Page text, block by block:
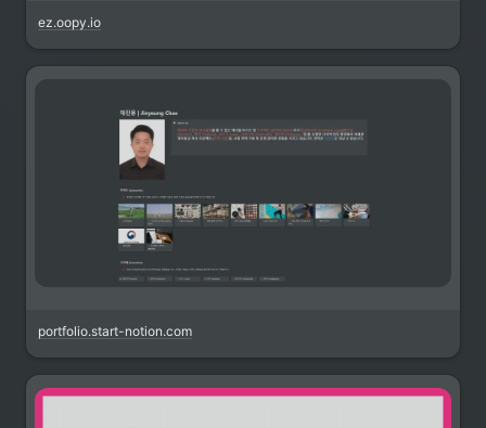
ez.oopy.io
portfolio.start-notion.com